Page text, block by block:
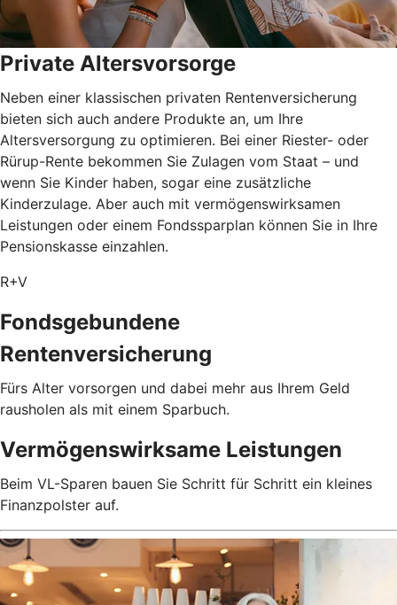
Private Altersvorsorge
Neben einer klassischen privaten Rentenversicherung
bieten sich auch andere Produkte an, um Ihre
Altersversorgung zu optimieren. Bei einer Riester- oder
Rürup-Rente bekommen Sie Zulagen vom Staat – und
wenn Sie Kinder haben, sogar eine zusätzliche
Kinderzulage. Aber auch mit vermögenswirksamen
Leistungen oder einem Fondssparplan können Sie in Ihre
Pensionskasse einzahlen.
R+V
Fondsgebundene
Rentenversicherung
Fürs Alter vorsorgen und dabei mehr aus Ihrem Geld
rausholen als mit einem Sparbuch.
Vermögenswirksame Leistungen
Beim VL-Sparen bauen Sie Schritt für Schritt ein kleines
Finanzpolster auf.